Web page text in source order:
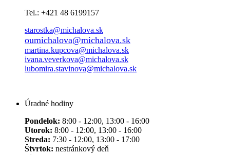
Tel.: +421 48 6199157
starostka@michalova.sk
oumichalova@michalova.sk
martina.kupcova@michalova.sk
ivana.veverkova@michalova.sk
lubomira.stavinova@michalova.sk
Úradné hodiny
Pondelok: 8:00 - 12:00, 13:00 - 16:00
Utorok: 8:00 - 12:00, 13:00 - 16:00
Streda: 7:30 - 12:00, 13:00 - 17:00
Štvrtok: nestránkový deň